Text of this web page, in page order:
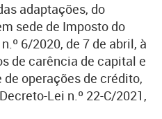
adaptações, do
sede de Imposto do
6/2020, de 7 de abril, à
de carência de capital e
operações de crédito,
Lei n.º 22-C/2021,